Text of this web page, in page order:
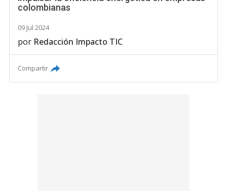
colombianas
09 Jul 2024
por Redacción Impacto TIC
Compartir